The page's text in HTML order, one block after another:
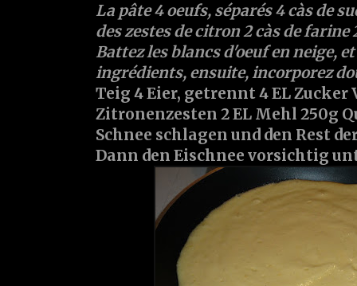
La pâte 4 oeufs, séparés 4 càs de
des zestes de citron 2 càs de
Battez les blancs d'oeuf en neige,
ingrédients, ensuite, incorporez
Teig 4 Eier, getrennt 4 EL Zucker
Zitronenzesten 2 EL Mehl 250g
Schnee schlagen und den Rest
Dann den Eischnee vorsichtig